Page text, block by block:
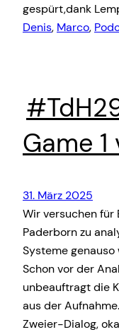
gespürt,dank
Denis, Marco,
Game 1
31. März 2025
Wir versuchen für
Paderborn zu
Systeme
Schon vor der
unbeauftragt die
aus der
Zweier-Dialog,